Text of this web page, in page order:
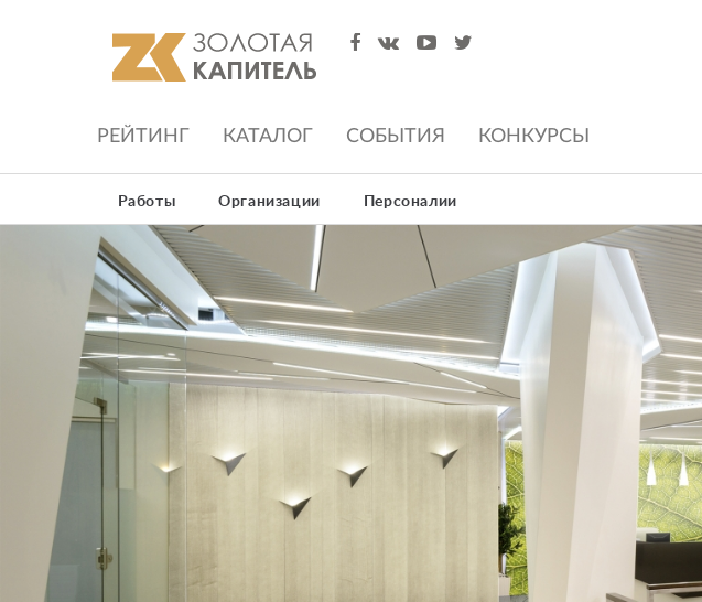
РЕЙТИНГ КАТАЛОГ СОБЫТИЯ КОНКУРСЫ
Работы Организации Персоналии